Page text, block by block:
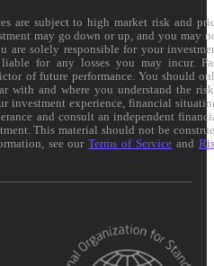
are subject to high market risk and
may go down or up, and you may
are solely responsible for your
for any losses you may incur.
of future performance. You should
with and where you understand the
investment experience, financial
and consult an independent
This material should not be
see ourTerms of Service and